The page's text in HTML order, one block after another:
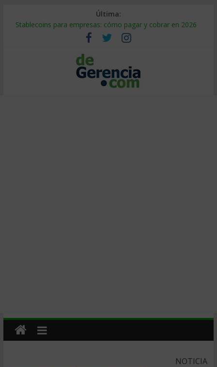
Última:
Stablecoins para empresas: cómo pagar y cobrar en 2026
Despido silencioso: qué es y por qué sale tan caro
IA en selección de personal: cómo auditarla a tiempo
Trabajo forzoso en la cadena de suministro: qué hacer
Mercado hispano de EE. UU.: cómo segmentarlo y venderle
NOTICIA